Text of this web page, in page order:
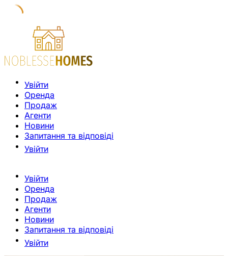
Увійти
Оренда
Продаж
Агенти
Новини
Запитання та відповіді
Увійти
Увійти
Оренда
Продаж
Агенти
Новини
Запитання та відповіді
Увійти